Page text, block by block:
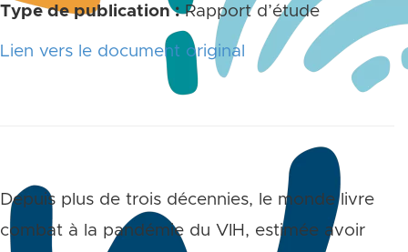
Type de publication :Rapport d’étude
Lien vers le document original
Depuis plus de trois décennies, le monde livre
combat à la pandémie du VIH, estimée avoir